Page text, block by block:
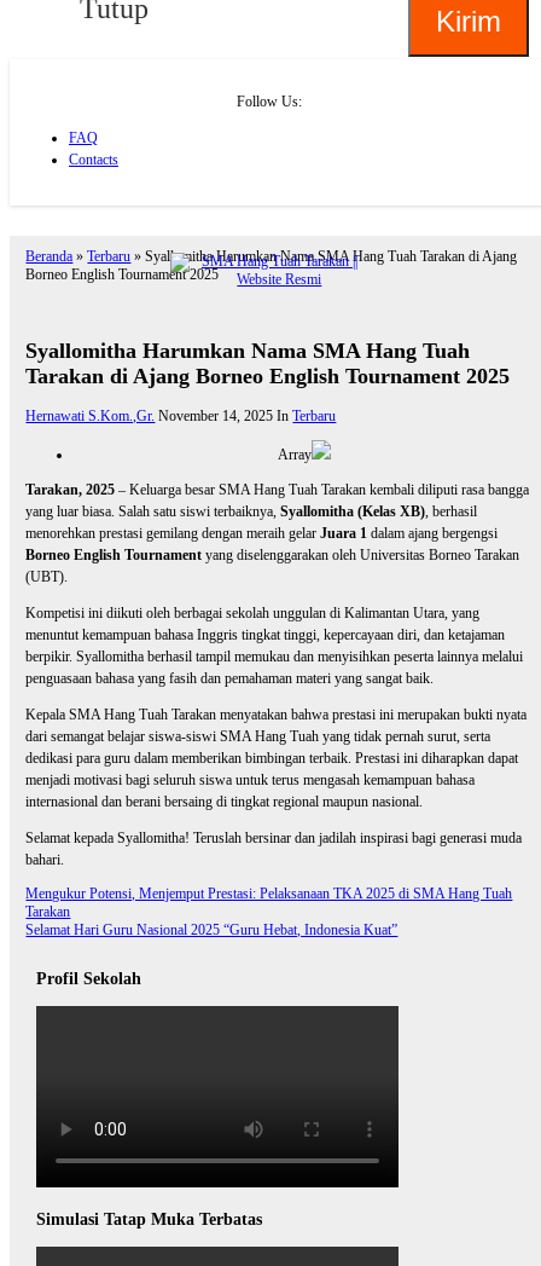
Tutup
Follow Us:
FAQ
Contacts
Beranda »Terbaru »Syallomitha Harumkan Nama SMA Hang Tuah Tarakan di Ajang
Borneo English Tournament 2025
Syallomitha Harumkan Nama SMA Hang Tuah
Tarakan di Ajang Borneo English Tournament 2025
Hernawati S.Kom.,Gr. November 14, 2025 InTerbaru
Array
Tarakan, 2025 – Keluarga besar SMA Hang Tuah Tarakan kembali diliputi rasa bangga
yang luar biasa. Salah satu siswi terbaiknya,Syallomitha (Kelas XB), berhasil
menorehkan prestasi gemilang dengan meraih gelarJuara 1 dalam ajang bergengsi
Borneo English Tournament yang diselenggarakan oleh Universitas Borneo Tarakan
(UBT).
Kompetisi ini diikuti oleh berbagai sekolah unggulan di Kalimantan Utara, yang
menuntut kemampuan bahasa Inggris tingkat tinggi, kepercayaan diri, dan ketajaman
berpikir. Syallomitha berhasil tampil memukau dan menyisihkan peserta lainnya melalui
penguasaan bahasa yang fasih dan pemahaman materi yang sangat baik.
Kepala SMA Hang Tuah Tarakan menyatakan bahwa prestasi ini merupakan bukti nyata
dari semangat belajar siswa-siswi SMA Hang Tuah yang tidak pernah surut, serta
dedikasi para guru dalam memberikan bimbingan terbaik. Prestasi ini diharapkan dapat
menjadi motivasi bagi seluruh siswa untuk terus mengasah kemampuan bahasa
internasional dan berani bersaing di tingkat regional maupun nasional.
Selamat kepada Syallomitha! Teruslah bersinar dan jadilah inspirasi bagi generasi muda
bahari.
Mengukur Potensi, Menjemput Prestasi: Pelaksanaan TKA 2025 di SMA Hang Tuah
Tarakan
Selamat Hari Guru Nasional 2025 “Guru Hebat, Indonesia Kuat”
Profil Sekolah
Simulasi Tatap Muka Terbatas